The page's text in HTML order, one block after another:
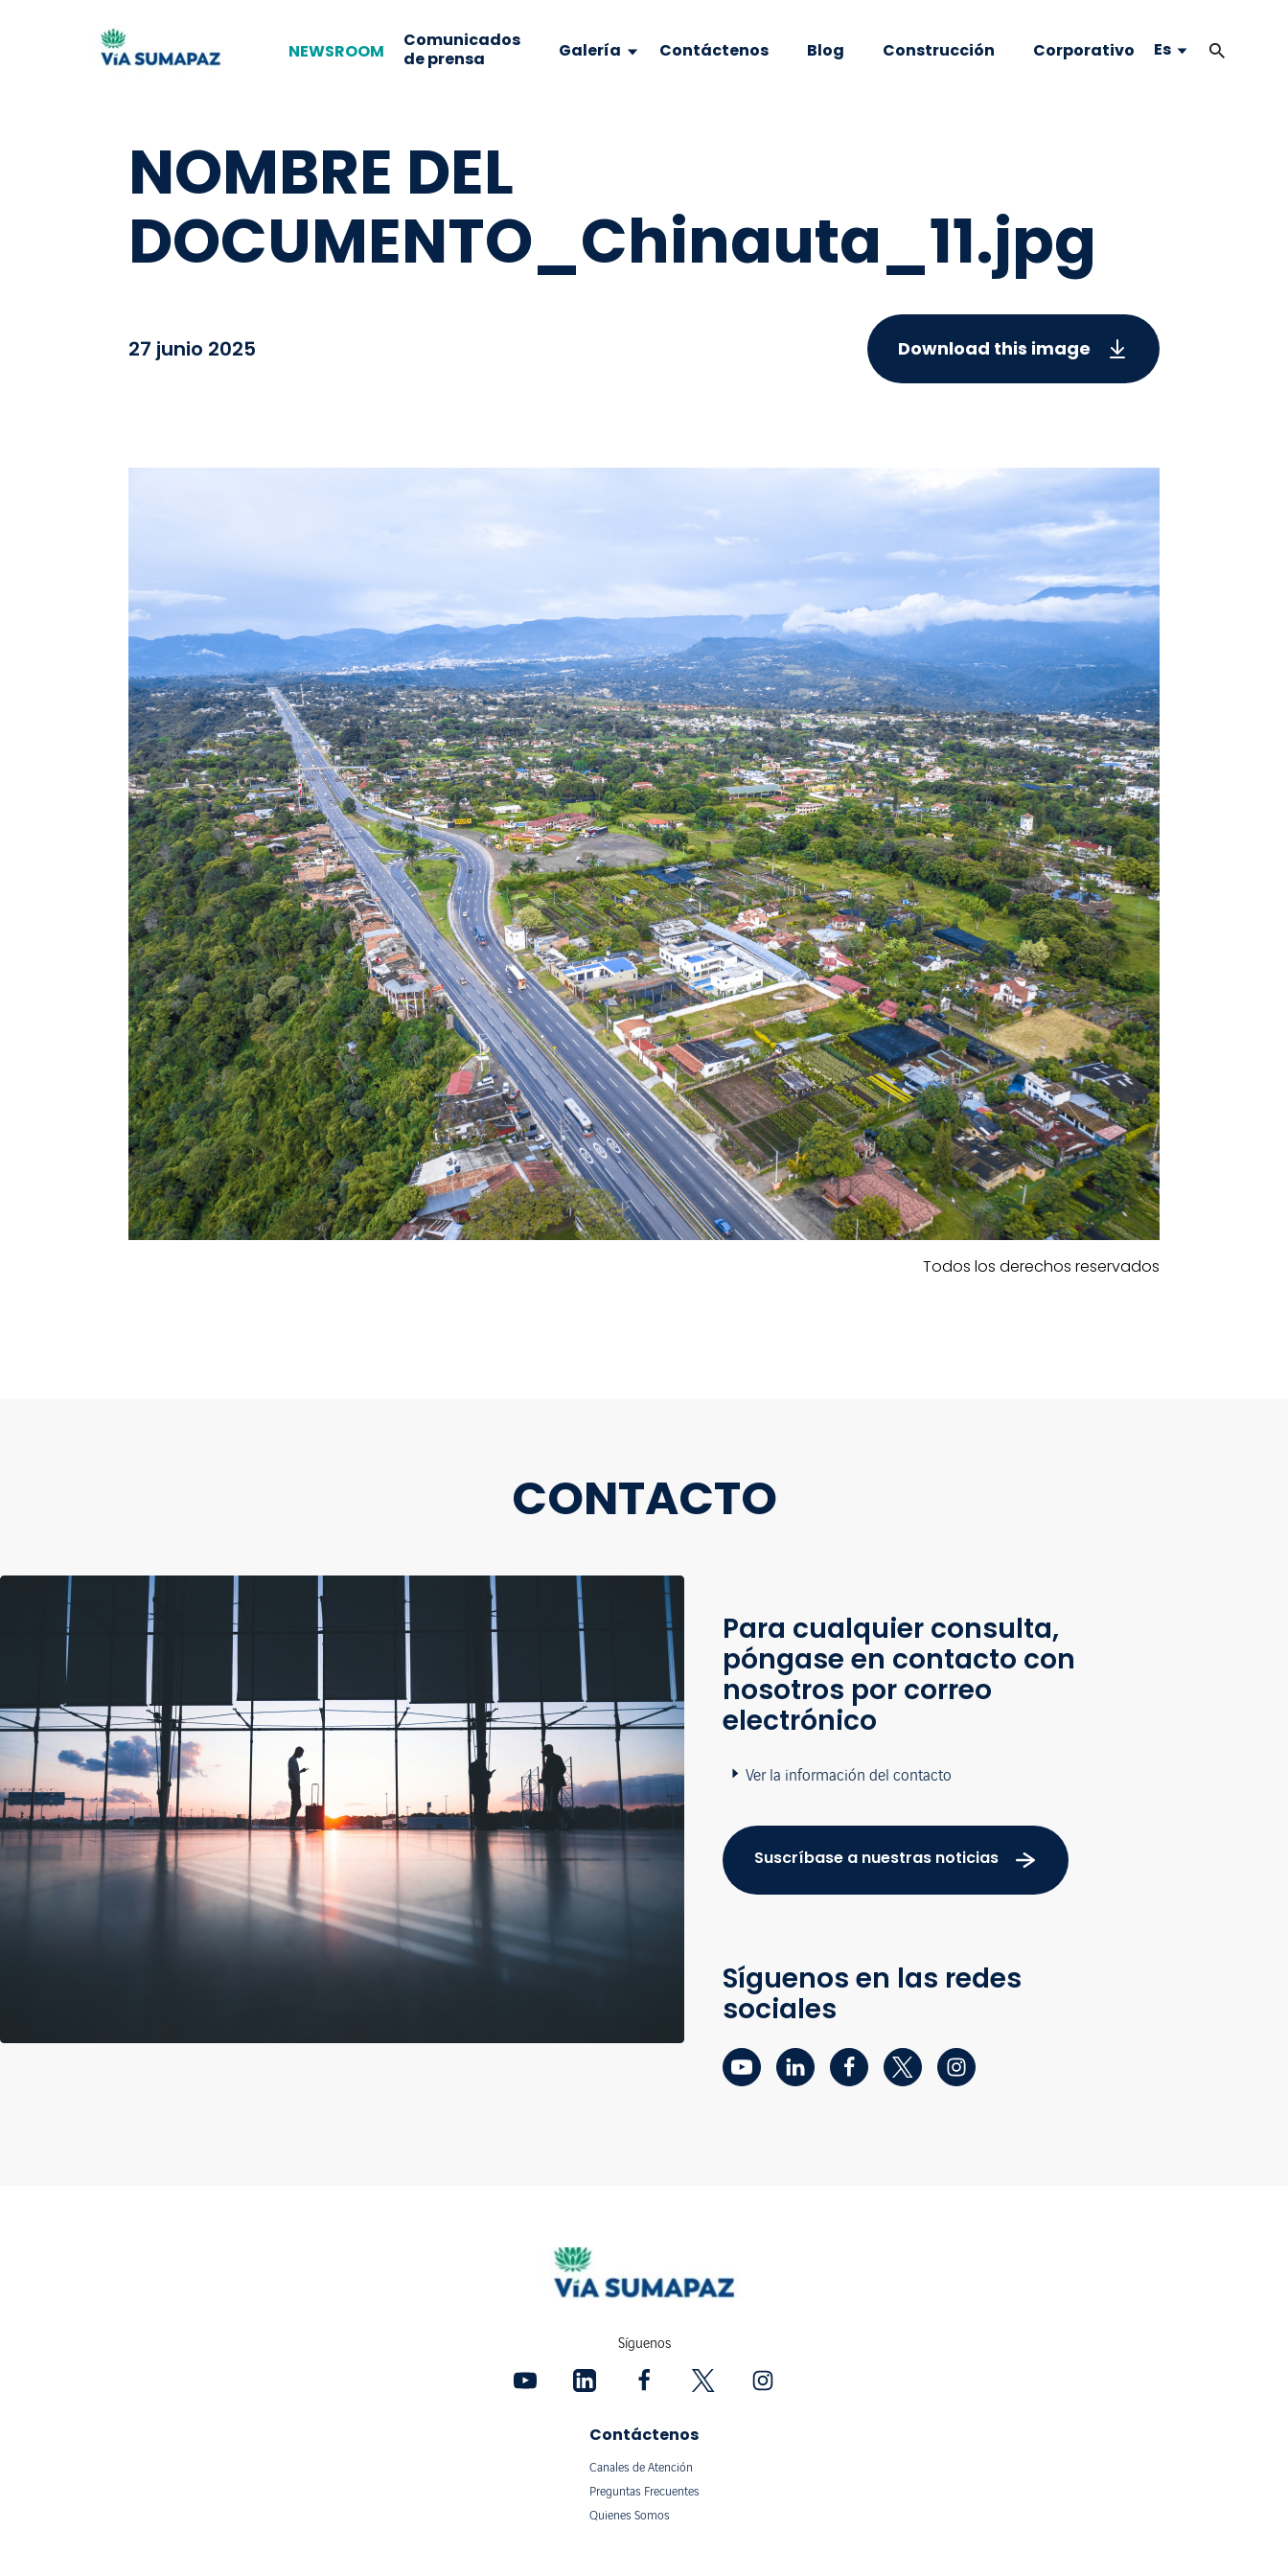
NEWSROOM
Comunicados
de prensa
Galería Contáctenos Blog Construcción Corporativo Es
NOMBRE DEL
DOCUMENTO_Chinauta_11.jpg
27 junio 2025 Download this image
Todos los derechos reservados
CONTACTO
Para cualquier consulta,
póngase en contacto con
nosotros por correo
electrónico
Ver la información del contacto
Suscríbase a nuestras noticias
Síguenos en las redes
sociales
Síguenos
Contáctenos
Canales de Atención
Preguntas Frecuentes
Quienes Somos